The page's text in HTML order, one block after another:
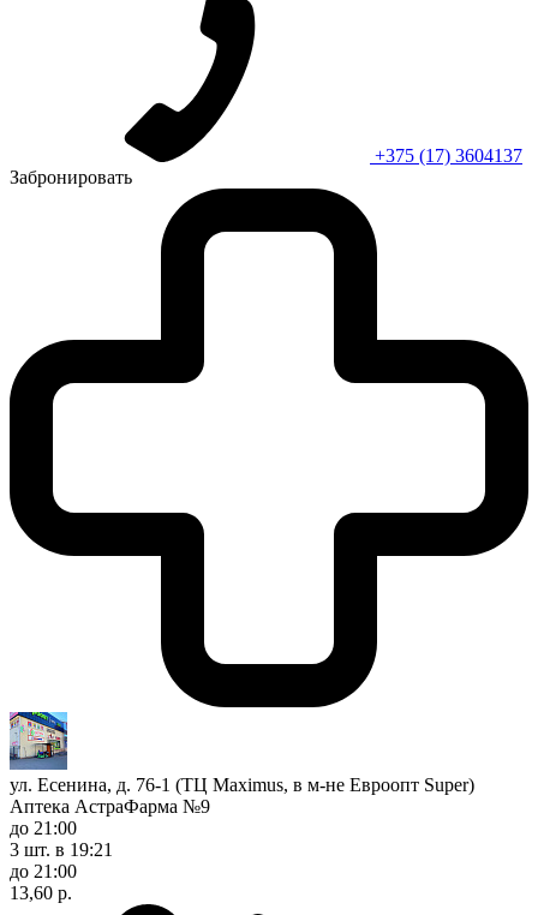
+375 (17) 3604137
Забронировать
ул. Есенина, д. 76-1 (ТЦ Maximus, в м-не Евроопт Super)
Аптека АстраФарма №9
до 21:00
3 шт. в 19:21
до 21:00
13,60 р.